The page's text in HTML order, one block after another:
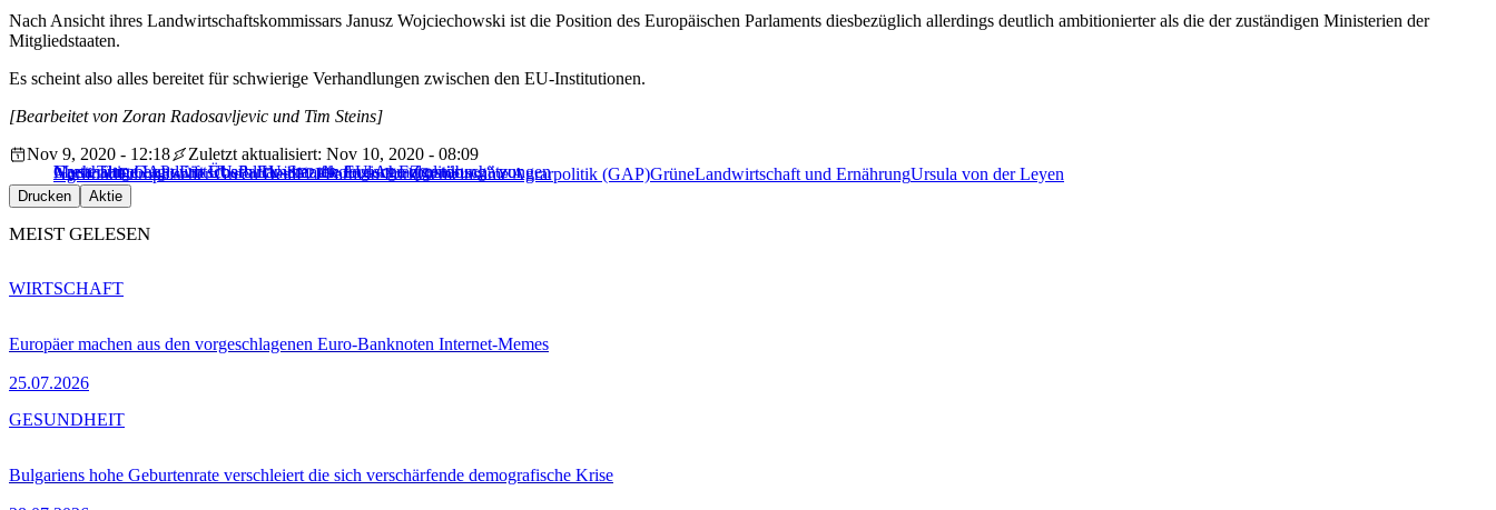
Nach Ansicht ihres Landwirtschaftskommissars Janusz Wojciechowski ist die Position des Europäischen Parlaments diesbezüglich allerdings deutlich ambitionierter als die der zuständigen Ministerien der
Mitgliedstaaten.
Es scheint also alles bereitet für schwierige Verhandlungen zwischen den EU-Institutionen.
[Bearbeitet von Zoran Radosavljevic und Tim Steins]
Greta Thunberg wirft EU-Parlament „ökologische Zerstörung“ vor
Nachhaltige Landwirtschaft: EU-Staaten fordern Folgenabschätzungen
Mysterium GAP: Ein Überblick über die EU-Agrarpolitik
Nov 9, 2020 - 12:18
Zuletzt aktualisiert: Nov 10, 2020 - 08:09
AgrifoodEuropäischer Green DealF2FFarm to ForkGemeinsame Agrarpolitik (GAP)GrüneLandwirtschaft und ErnährungUrsula von der Leyen
Drucken Aktie
MEIST GELESEN
Europäer machen aus den vorgeschlagenen Euro-Banknoten Internet-Memes
25.07.2026
WIRTSCHAFT
Bulgariens hohe Geburtenrate verschleiert die sich verschärfende demografische Krise
GESUNDHEIT